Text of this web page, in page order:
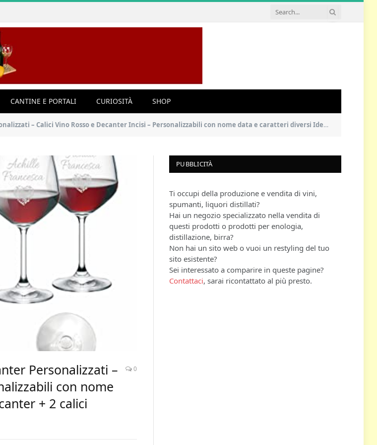
CANTINE E PORTALI CURIOSITÀ SHOP
Vino Rosso e Decanter Incisi – Personalizzabili con nome data e caratteri diversi Idea regalo (Set Decanter + 2 calici Rosso)
Personalizzati –
con nome
+ 2 calici
0
PUBBLICITÀ
Ti occupi della produzione e vendita di vini,
spumanti, liquori distillati?
Hai un negozio specializzato nella vendita di
questi prodotti o prodotti per enologia,
distillazione, birra?
Non hai un sito web o vuoi un restyling del tuo
sito esistente?
Sei interessato a comparire in queste pagine?
Contattaci, sarai ricontattato al più presto.